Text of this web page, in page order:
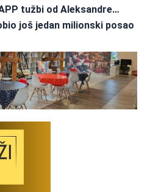
tužbi od Aleksandre…
još jedan milionski posao